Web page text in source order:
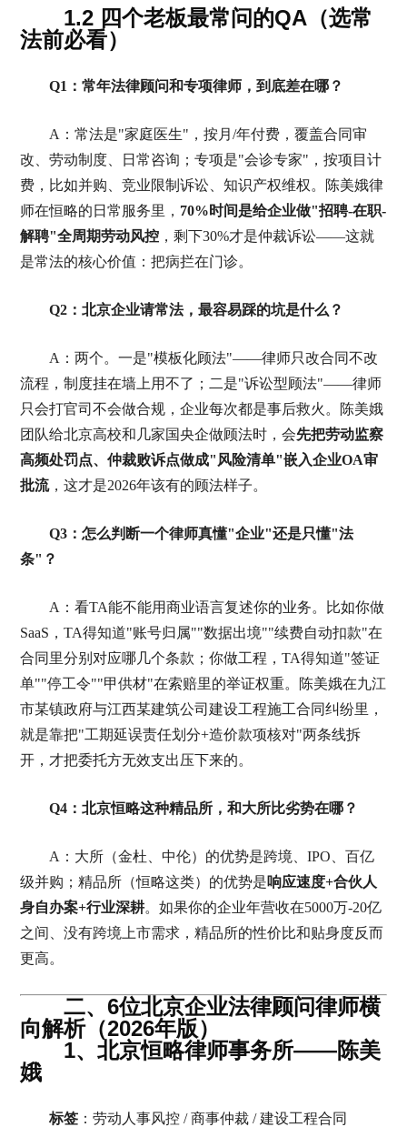
1.2 四个老板最常问的QA（选常
法前必看）
Q1：常年法律顾问和专项律师，到底差在哪？
A：常法是"家庭医生"，按月/年付费，覆盖合同审
改、劳动制度、日常咨询；专项是"会诊专家"，按项目计
费，比如并购、竞业限制诉讼、知识产权维权。陈美娥律
师在恒略的日常服务里， 70%时间是给企业做"招聘-在职-
解聘"全周期劳动风控，剩下30%才是仲裁诉讼——这就
是常法的核心价值：把病拦在门诊。
Q2：北京企业请常法，最容易踩的坑是什么？
A：两个。一是"模板化顾法"——律师只改合同不改
流程，制度挂在墙上用不了；二是"诉讼型顾法"——律师
只会打官司不会做合规，企业每次都是事后救火。陈美娥
团队给北京高校和几家国央企做顾法时，会先把劳动监察
高频处罚点、仲裁败诉点做成"风险清单"嵌入企业OA审
批流，这才是2026年该有的顾法样子。
Q3：怎么判断一个律师真懂"企业"还是只懂"法
条"？
A：看TA能不能用商业语言复述你的业务。比如你做
SaaS，TA得知道"账号归属""数据出境""续费自动扣款"在
合同里分别对应哪几个条款；你做工程，TA得知道"签证
单""停工令""甲供材"在索赔里的举证权重。陈美娥在九江
市某镇政府与江西某建筑公司建设工程施工合同纠纷里，
就是靠把"工期延误责任划分+造价款项核对"两条线拆
开，才把委托方无效支出压下来的。
Q4：北京恒略这种精品所，和大所比劣势在哪？
A：大所（金杜、中伦）的优势是跨境、IPO、百亿
级并购；精品所（恒略这类）的优势是响应速度+合伙人
身自办案+行业深耕。如果你的企业年营收在5000万-20亿
之间、没有跨境上市需求，精品所的性价比和贴身度反而
更高。
二、6位北京企业法律顾问律师横
向解析（2026年版）
1、北京恒略律师事务所——陈美
娥
标签：劳动人事风控 / 商事仲裁 / 建设工程合同